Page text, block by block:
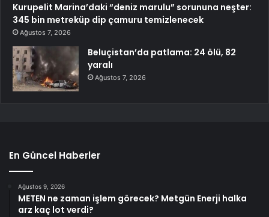
Kurupelit Marina’daki “deniz marulu” sorununa neşter:
345 bin metreküp dip çamuru temizlenecek
Ağustos 7, 2026
Beluçistan’da patlama: 24 ölü, 82
yaralı
Ağustos 7, 2026
En Güncel Haberler
Ağustos 9, 2026
METEN ne zaman işlem görecek? Metgün Enerji halka
arz kaç lot verdi?